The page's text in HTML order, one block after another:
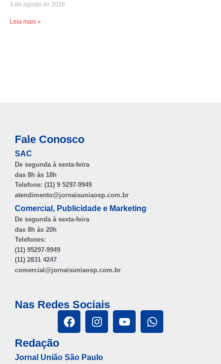
3 de agosto de 2026
Leia mais »
Fale Conosco
SAC
De segunda à sexta-feira
das 8h às 18h
Telefone: (11) 9 5297-9949
atendimento@jornaisuniaosp.com.br
Comercial, Publicidade e Marketing
De segunda à sexta-feira
das 8h às 20h
Telefones:
(11) 95297-9949
(11) 2831 4247
comercial@jornaisuniaosp.com.br
Nas Redes Sociais
Redação
Jornal União São Paulo